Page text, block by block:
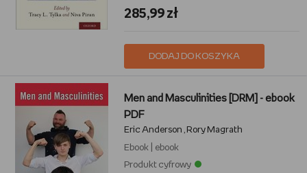
285,99 zł
DODAJ DO KOSZYKA
Men and Masculinities [DRM] - ebook
PDF
Eric Anderson
Rory Magrath
Ebook
ebook
Produkt cyfrowy